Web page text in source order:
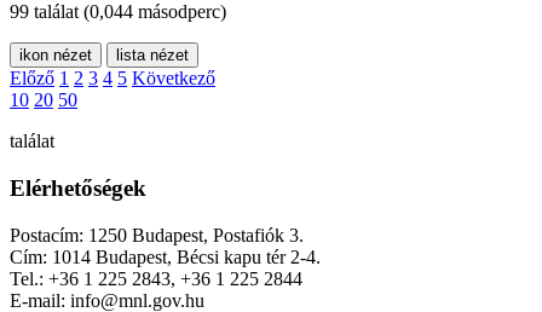
99 találat (0,044 másodperc)
ikon nézet lista nézet
Előző 1 2 3 4 5 Következő
10 20 50
találat
Elérhetőségek
Postacím: 1250 Budapest, Postafiók 3.
Cím: 1014 Budapest, Bécsi kapu tér 2-4.
Tel.: +36 1 225 2843, +36 1 225 2844
E-mail: info@mnl.gov.hu